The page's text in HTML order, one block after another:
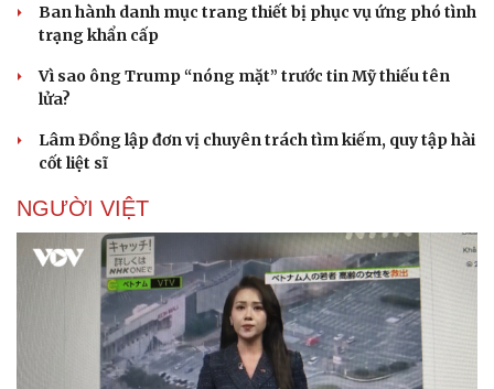
Ban hành danh mục trang thiết bị phục vụ ứng phó tình
trạng khẩn cấp
Vì sao ông Trump “nóng mặt” trước tin Mỹ thiếu tên
lửa?
Lâm Đồng lập đơn vị chuyên trách tìm kiếm, quy tập hài
cốt liệt sĩ
NGƯỜI VIỆT